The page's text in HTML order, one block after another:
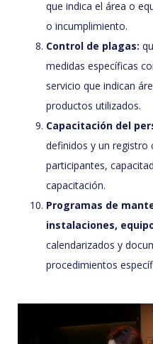
que indica el área o
o incumplimiento.
Control de plagas:
medidas específicas
servicio que indican
productos utilizados.
Capacitación del
definidos y un registro
participantes,
capacitación.
Programas de
instalaciones,
calendarizados y
procedimientos